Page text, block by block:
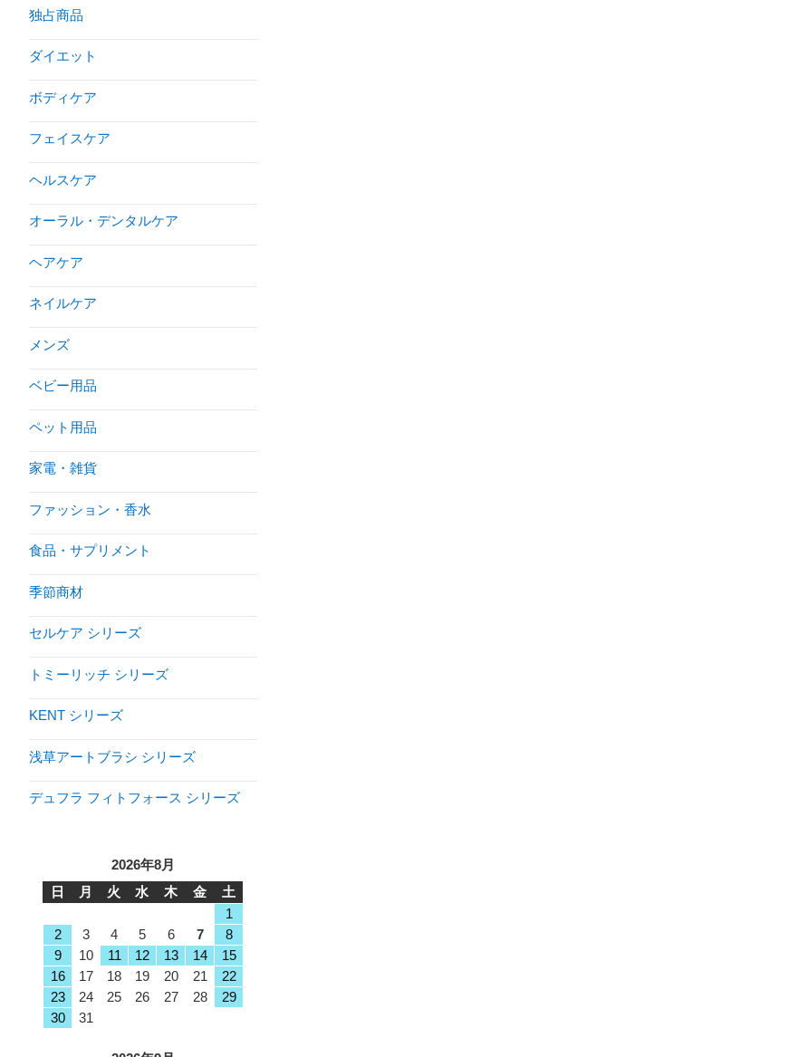
独占商品
ダイエット
ボディケア
フェイスケア
ヘルスケア
オーラル・デンタルケア
ヘアケア
ネイルケア
メンズ
ベビー用品
ペット用品
家電・雑貨
ファッション・香水
食品・サプリメント
季節商材
セルケア シリーズ
トミーリッチ シリーズ
KENT シリーズ
浅草アートブラシ シリーズ
デュフラ フィトフォース シリーズ
2026年8月
日
月 火 水 木 金
土
1
2
3 4 5 6 7
8
9
10 11 12 13 14
15
16
17 18 19 20 21
22
23
24 25 26 27 28
29
30
31